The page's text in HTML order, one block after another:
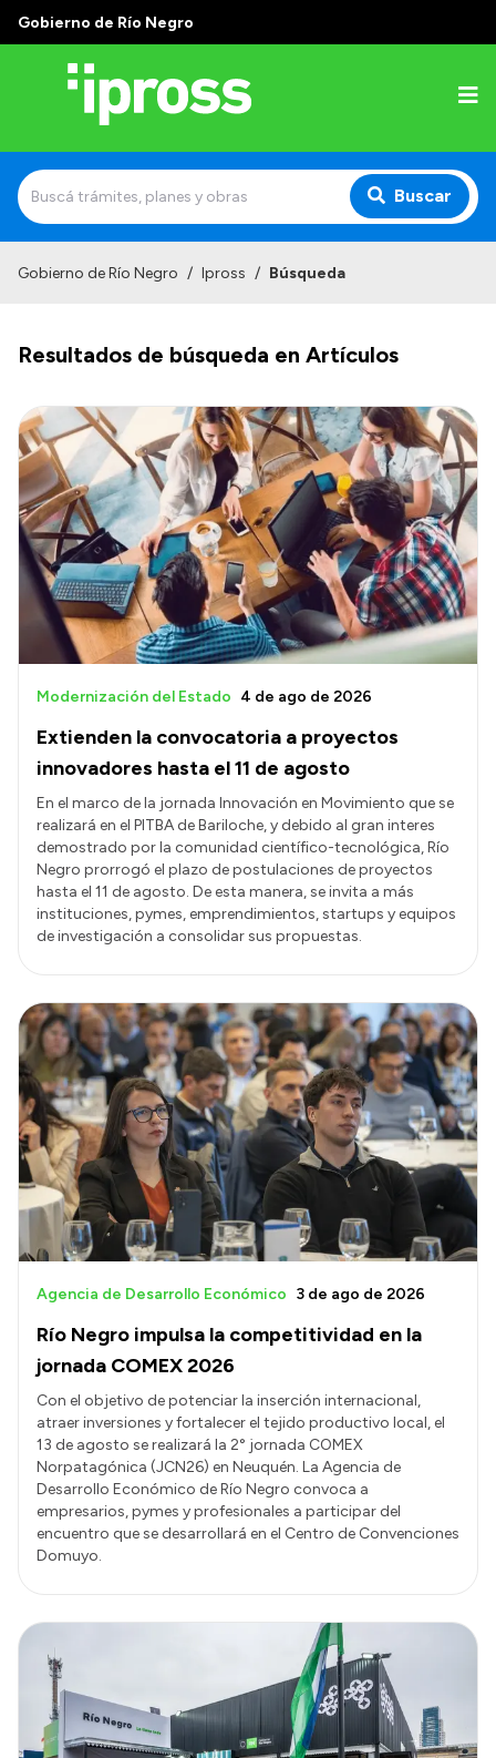
Gobierno de Río Negro
Buscar
¿Qué es IPROSS?
Autoridades
Delegaciones
Consultorios Propios
Presentación CV
Transparencia
Inversión en Salud
Licitaciones
Gobierno de Río Negro / Ipross / Búsqueda
Resultados de búsqueda en Artículos
Extienden la convocatoria a proyectos
innovadores hasta el 11 de agosto
Modernización del Estado 4 de ago de 2026
En el marco de la jornada Innovación en Movimiento que se
realizará en el PITBA de Bariloche, y debido al gran interes
demostrado por la comunidad científico-tecnológica, Río
Negro prorrogó el plazo de postulaciones de proyectos
hasta el 11 de agosto. De esta manera, se invita a más
instituciones, pymes, emprendimientos, startups y equipos
de investigación a consolidar sus propuestas.
Río Negro impulsa la competitividad en la
jornada COMEX 2026
Agencia de Desarrollo Económico 3 de ago de 2026
Con el objetivo de potenciar la inserción internacional,
atraer inversiones y fortalecer el tejido productivo local, el
13 de agosto se realizará la 2° jornada COMEX
Norpatagónica (JCN26) en Neuquén. La Agencia de
Desarrollo Económico de Río Negro convoca a
empresarios, pymes y profesionales a participar del
encuentro que se desarrollará en el Centro de Convenciones
Domuyo.